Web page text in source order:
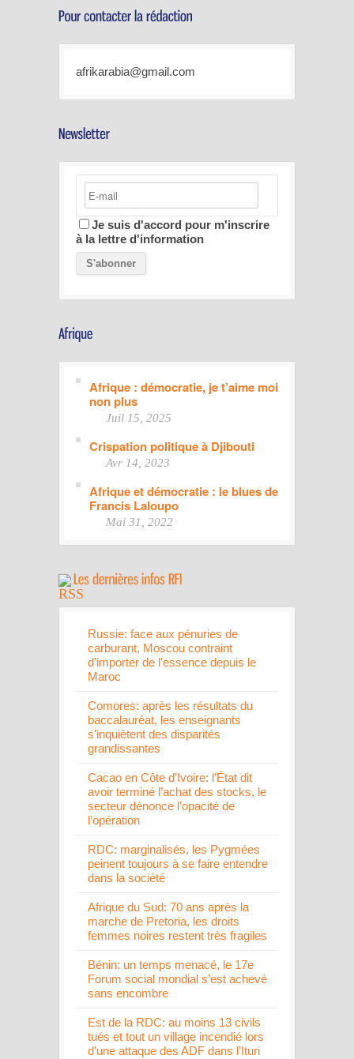
afrikarabia@gmail.com
Je suis d'accord pour m'inscrire
à la lettre d'information
Afrique : démocratie, je t’aime moi
non plus
Juil 15, 2025
Crispation politique à Djibouti
Avr 14, 2023
Afrique et démocratie : le blues de
Francis Laloupo
Mai 31, 2022
Russie: face aux pénuries de
carburant, Moscou contraint
d'importer de l'essence depuis le
Maroc
Comores: après les résultats du
baccalauréat, les enseignants
s'inquiètent des disparités
grandissantes
Cacao en Côte d’Ivoire: l’État dit
avoir terminé l’achat des stocks, le
secteur dénonce l’opacité de
l’opération
RDC: marginalisés, les Pygmées
peinent toujours à se faire entendre
dans la société
Afrique du Sud: 70 ans après la
marche de Pretoria, les droits
femmes noires restent très fragiles
Bénin: un temps menacé, le 17e
Forum social mondial s’est achevé
sans encombre
Est de la RDC: au moins 13 civils
tués et tout un village incendié lors
d’une attaque des ADF dans l’Ituri